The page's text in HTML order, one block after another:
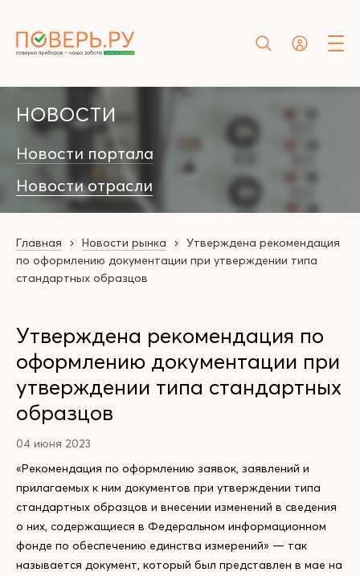
НОВОСТИ
Новости портала
Новости отрасли
Главная Новости рынка
Утверждена рекомендация
по оформлению документации при утверждении типа
стандартных образцов
Утверждена рекомендация по
оформлению документации при
утверждении типа стандартных
образцов
04 июня 2023
«Рекомендация по оформлению заявок, заявлений и
прилагаемых к ним документов при утверждении типа
стандартных образцов и внесении изменений в сведения
о них, содержащиеся в Федеральном информационном
фонде по обеспечению единства измерений» — так
называется документ, который был представлен в мае на